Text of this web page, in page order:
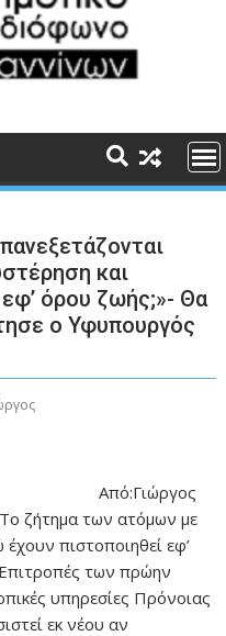
και
όρου ζωής;»- Θα
ο Υφυπουργός
Από:Γιώργος
ζήτημα των ατόμων με
πιστοποιηθεί εφ’
των πρώην
υπηρεσίες Πρόνοιας
εκ νέου αν